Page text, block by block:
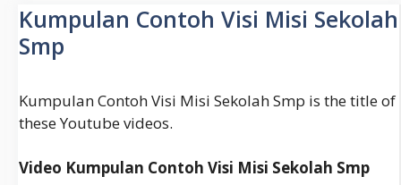
Bandung
Kumpulan Contoh Visi Misi Sekolah
Smp
Kumpulan Contoh Visi Misi Sekolah Smp is the title of
these Youtube videos.
Video Kumpulan Contoh Visi Misi Sekolah Smp